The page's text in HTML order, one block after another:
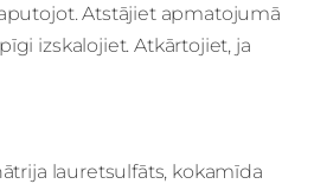
Atstājiet apmatojumā
izskalojiet. Atkārtojiet, ja
lauretsulfāts, kokamīda